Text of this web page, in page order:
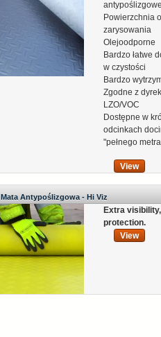
antypoślizgowe
Powierzchnia
zarysowania
Olejoodporne
Bardzo łatwe
w czystości
Bardzo
Zgodne z
LZO/VOC
Dostępne w
odcinkach
"pełnego
View
Mata Antypoślizgowa - Hi Viz
Extra
protection.
View